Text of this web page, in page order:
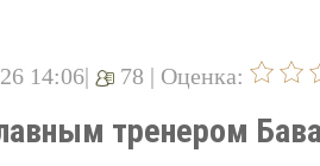
14:06| 78 | Оценка:
тренером